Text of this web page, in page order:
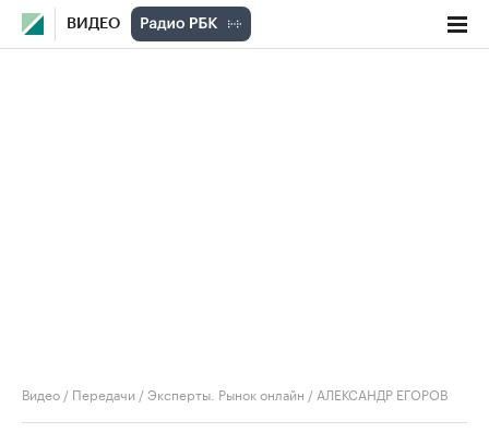
ВИДЕО
Видео / Передачи /Эксперты. Рынок онлайн / АЛЕКСАНДР ЕГОРОВ